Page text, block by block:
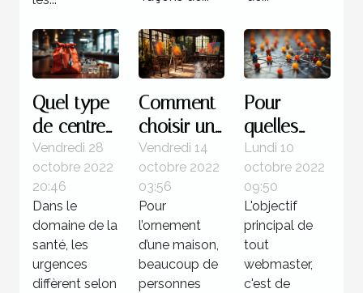
Quel type
de centre
pour une
urgence
médicale ?
Vendredi 28
octobre 2022
20:46
Dans le
domaine de la
santé, les
urgences
diffèrent selon
Comment
choisir un
tableau
d’art ?
Vendredi 14
octobre 2022
03:56
Pour
l’ornement
d’une maison,
beaucoup de
personnes
Pour
quelles
raisons
utiliser la
méthode
de
netlinking
?
Lundi 10
octobre 2022
09:50
L'objectif
principal de
tout
webmaster,
c'est de